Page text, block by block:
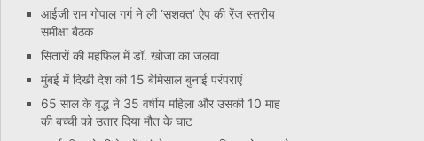
आईजी राम गोपाल गर्ग ने ली ‘सशक्त’ ऐप की रेंज स्तरीय
समीक्षा बैठक
सितारों की महफिल में डॉ. खोजा का जलवा
मुंबई में दिखी देश की 15 बेमिसाल बुनाई परंपराएं
65 साल के वृद्ध ने 35 वर्षीय महिला और उसकी 10 माह
की बच्ची को उतार दिया मौत के घाट